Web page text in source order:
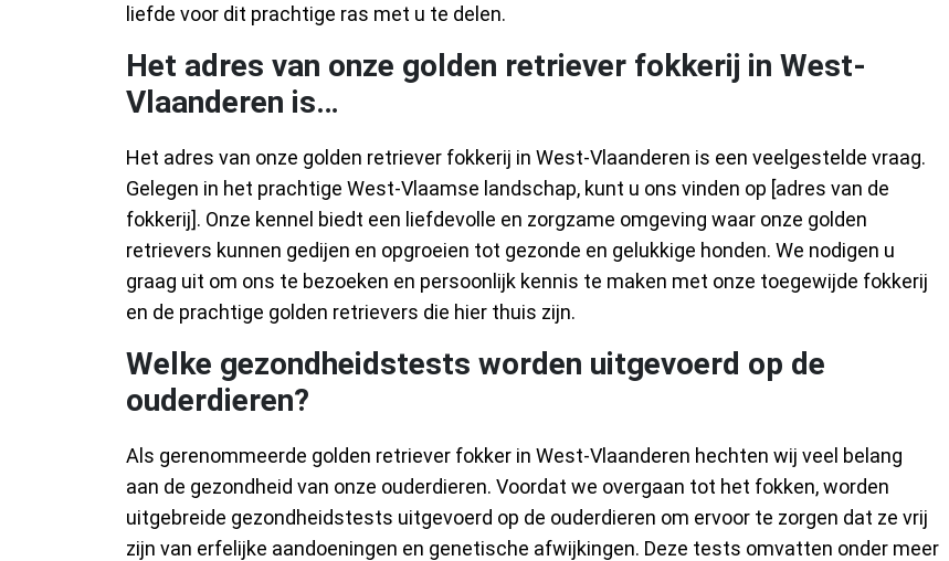
liefde voor dit prachtige ras met u te delen.
Het adres van onze golden retriever fokkerij in West-
Vlaanderen is…
Het adres van onze golden retriever fokkerij in West-Vlaanderen is een veelgestelde vraag.
Gelegen in het prachtige West-Vlaamse landschap, kunt u ons vinden op [adres van de
fokkerij]. Onze kennel biedt een liefdevolle en zorgzame omgeving waar onze golden
retrievers kunnen gedijen en opgroeien tot gezonde en gelukkige honden. We nodigen u
graag uit om ons te bezoeken en persoonlijk kennis te maken met onze toegewijde fokkerij
en de prachtige golden retrievers die hier thuis zijn.
Welke gezondheidstests worden uitgevoerd op de
ouderdieren?
Als gerenommeerde golden retriever fokker in West-Vlaanderen hechten wij veel belang
aan de gezondheid van onze ouderdieren. Voordat we overgaan tot het fokken, worden
uitgebreide gezondheidstests uitgevoerd op de ouderdieren om ervoor te zorgen dat ze vrij
zijn van erfelijke aandoeningen en genetische afwijkingen. Deze tests omvatten onder meer